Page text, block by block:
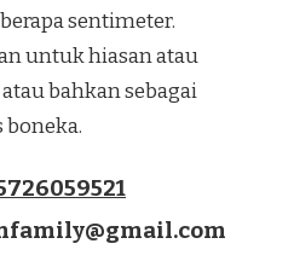
sentimeter.
untuk hiasan atau
bahkan sebagai
boneka.